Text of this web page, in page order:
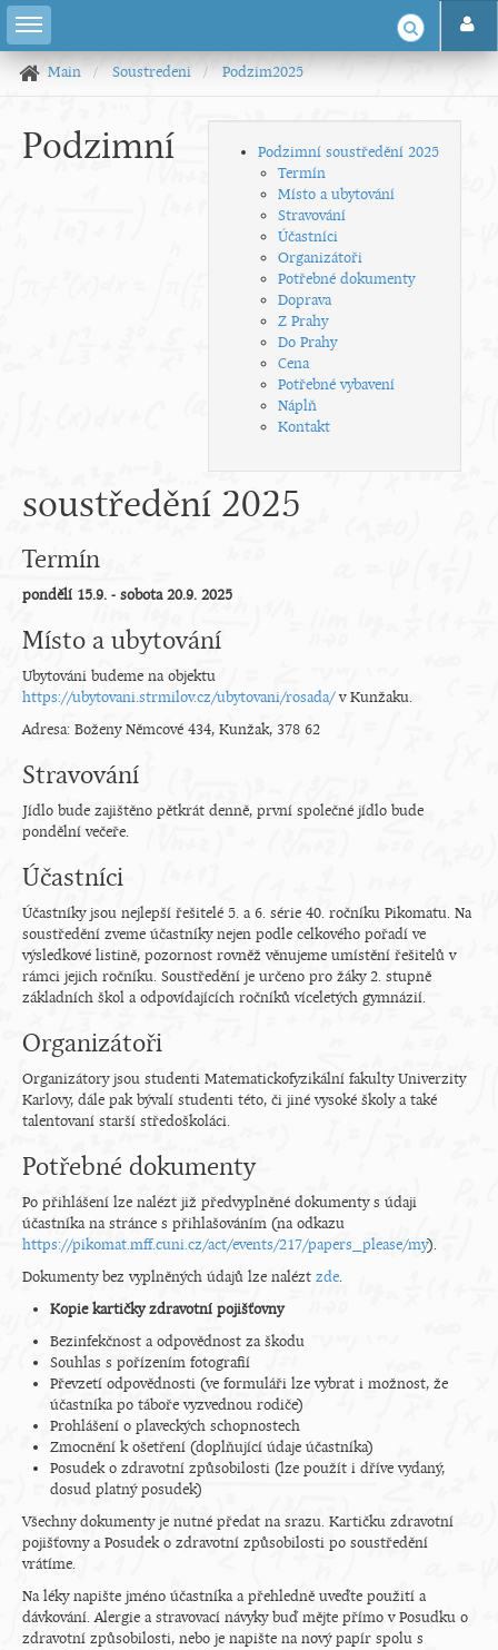
Main Soustredeni Podzim2025
Podzimní soustředění 2025
Termín
Místo a ubytování
Stravování
Účastníci
Organizátoři
Potřebné dokumenty
Doprava
Z Prahy
Do Prahy
Cena
Potřebné vybavení
Náplň
Kontakt
Podzimní
soustředění 2025
Termín
pondělí 15.9. - sobota 20.9. 2025
Místo a ubytování
Ubytováni budeme na objektu
https://ubytovani.strmilov.cz/ubytovani/rosada/v Kunžaku.
Adresa: Boženy Němcové 434, Kunžak, 378 62
Stravování
Jídlo bude zajištěno pětkrát denně, první společné jídlo bude
pondělní večeře.
Účastníci
Účastníky jsou nejlepší řešitelé 5. a 6. série 40. ročníku Pikomatu. Na
soustředění zveme účastníky nejen podle celkového pořadí ve
výsledkové listině, pozornost rovněž věnujeme umístění řešitelů v
rámci jejich ročníku. Soustředění je určeno pro žáky 2. stupně
základních škol a odpovídajících ročníků víceletých gymnázií.
Organizátoři
Organizátory jsou studenti Matematickofyzikální fakulty Univerzity
Karlovy, dále pak bývalí studenti této, či jiné vysoké školy a také
talentovaní starší středoškoláci.
Potřebné dokumenty
Po přihlášení lze nalézt již předvyplněné dokumenty s údaji
účastníka na stránce s přihlašováním (na odkazu
https://pikomat.mff.cuni.cz/act/events/217/papers_please/my).
Dokumenty bez vyplněných údajů lze nalézt zde.
Kopie kartičky zdravotní pojišťovny
Bezinfekčnost a odpovědnost za škodu
Souhlas s pořízením fotografií
Převzetí odpovědnosti (ve formuláři lze vybrat i možnost, že
účastníka po táboře vyzvednou rodiče)
Prohlášení o plaveckých schopnostech
Zmocnění k ošetření (doplňující údaje účastníka)
Posudek o zdravotní způsobilosti (lze použít i dříve vydaný,
dosud platný posudek)
Všechny dokumenty je nutné předat na srazu. Kartičku zdravotní
pojišťovny a Posudek o zdravotní způsobilosti po soustředění
vrátíme.
Na léky napište jméno účastníka a přehledně uveďte použití a
dávkování. Alergie a stravovací návyky buď mějte přímo v Posudku o
zdravotní způsobilosti, nebo je napište na nový papír spolu s